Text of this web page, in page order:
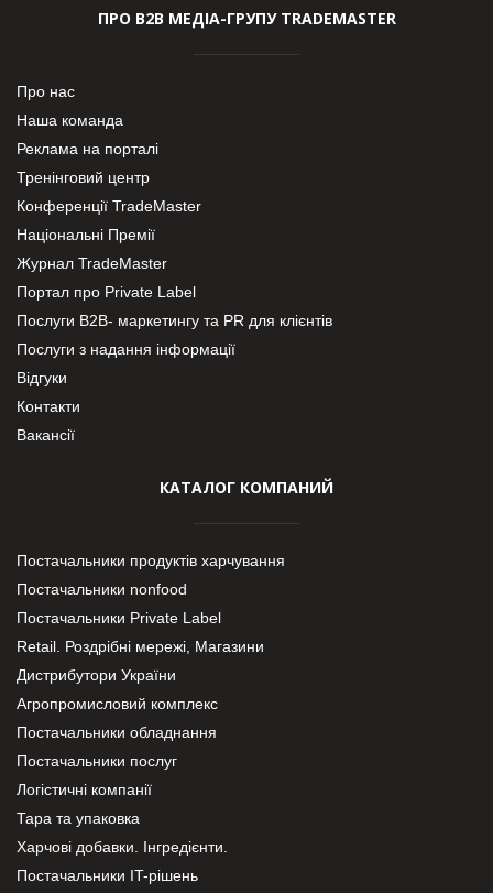
ПРО В2В МЕДІА-ГРУПУ TRADEMASTER
Про нас
Наша команда
Реклама на порталі
Тренінговий центр
Конференції TradeMaster
Національні Премії
Журнал TradeMaster
Портал про Private Label
Послуги В2В- маркетингу та PR для клієнтів
Послуги з надання інформації
Відгуки
Контакти
Вакансії
КАТАЛОГ КОМПАНИЙ
Постачальники продуктів харчування
Постачальники nonfood
Постачальники Private Label
Retail. Роздрібні мережі, Магазини
Дистрибутори України
Агропромисловий комплекс
Постачальники обладнання
Постачальники послуг
Логістичні компанії
Тара та упаковка
Харчові добавки. Інгредієнти.
Постачальники IT-рішень